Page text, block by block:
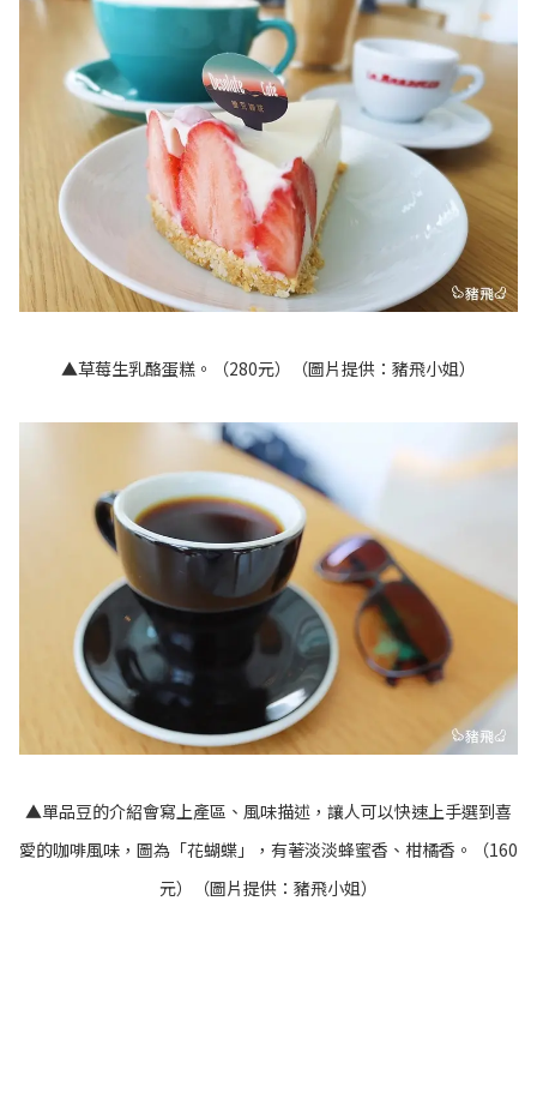
▲草莓生乳酪蛋糕。（280元）（圖片提供：豬飛小姐）
▲單品豆的介紹會寫上產區、風味描述，讓人可以快速上手選到喜
愛的咖啡風味，圖為「花蝴蝶」，有著淡淡蜂蜜香、柑橘香。（160
元）
（圖片提供：豬飛小姐）